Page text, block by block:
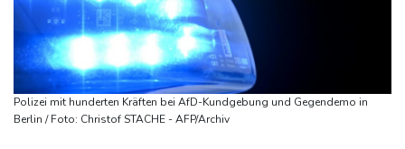
Mindestens 38 Soldaten bei Angriffen im Jemen getötet - Huthis
reklamieren Attacke
UEFA hält an FIFA-Boykott fest
Niedrigwasser: Bilger für Aussetzung von Sonn- und
Feiertagsfahrverbot für Lkw
Polizei mit hunderten Kräften bei AfD-Kundgebung und Gegendemo in
Berlin / Foto: Christof STACHE - AFP/Archiv